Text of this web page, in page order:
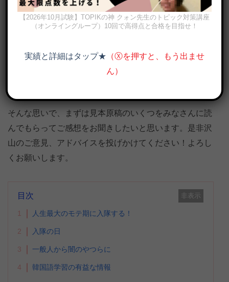
わり目に体調崩さないようにご注意を＾＾
今日、やっと書籍企画が出来上がりました。ちょうど、
たようで早速読んでみました。もっと面白くてリアルな
軍隊の話を絶対日本人の読者に聞かせたい！と思いまし
そんな思いで、まずは見本原稿のいくつをみなさんに読
んでもらってご感想をお聞きしたいと思います。是非沢
山のご意見、アドバイスを投げかけてください！よろし
くお願いします。
目次 非表示
1 人生最大のモテ期に入隊する！
2 入隊の日
3 一般人から闇のやつらに
4 韓国語学習の有益な情報
【2026年10月試験】TOPIKの神 クォン先生のトピック対策講座
（オンライングループ）10回で高得点と合格を目指せ！
実績と詳細はタップ★ （Ⓧを押すと、もう出ませ
ん）